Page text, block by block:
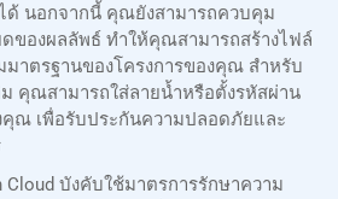
ด้ นอกจากนี้ คุณยังสามารถควบคุม
ของผลลัพธ์ ทำให้คุณสามารถสร้างไฟล์
าตรฐานของโครงการของคุณ สำหรับ
ม คุณสามารถใส่ลายน้ำหรือตั้งรหัสผ่าน
คุณ เพื่อรับประกันความปลอดภัยและ
Cloud บังคับใช้มาตรการรักษาความ